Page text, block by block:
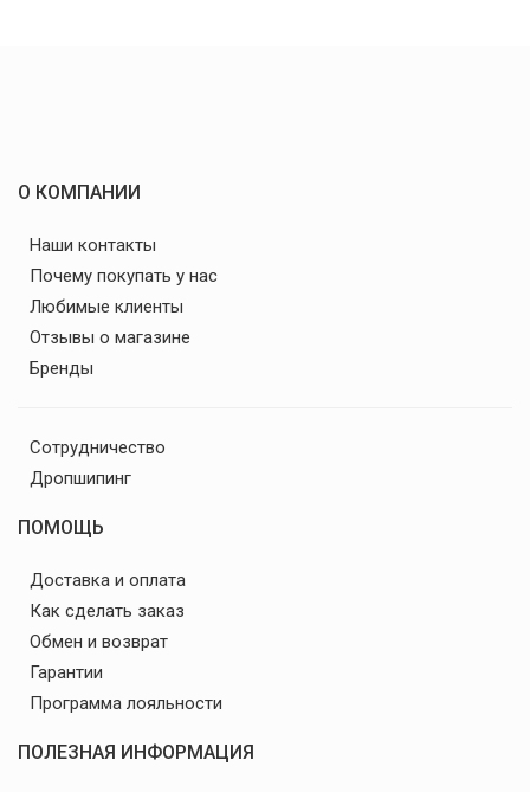
О КОМПАНИИ
Наши контакты
Почему покупать у нас
Любимые клиенты
Отзывы о магазине
Бренды
Сотрудничество
Дропшипинг
ПОМОЩЬ
Доставка и оплата
Как сделать заказ
Обмен и возврат
Гарантии
Программа лояльности
ПОЛЕЗНАЯ ИНФОРМАЦИЯ